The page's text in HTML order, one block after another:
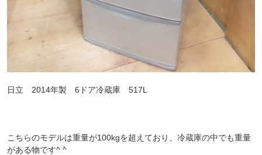
日立 2014年製 6ドア冷蔵庫 517L
こちらのモデルは重量が100kgを超えており、冷蔵庫の中でも重量
がある物です^ ^